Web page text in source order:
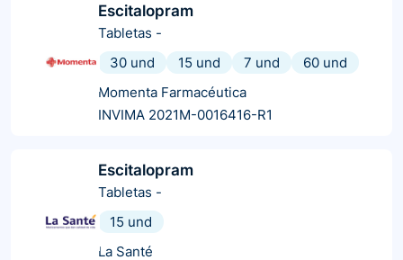
Escitalopram
Tabletas -
30 und
15 und 7 und
60 und
Momenta Farmacéutica
INVIMA 2021M-0016416-R1
Escitalopram
Tabletas -
15 und
La Santé